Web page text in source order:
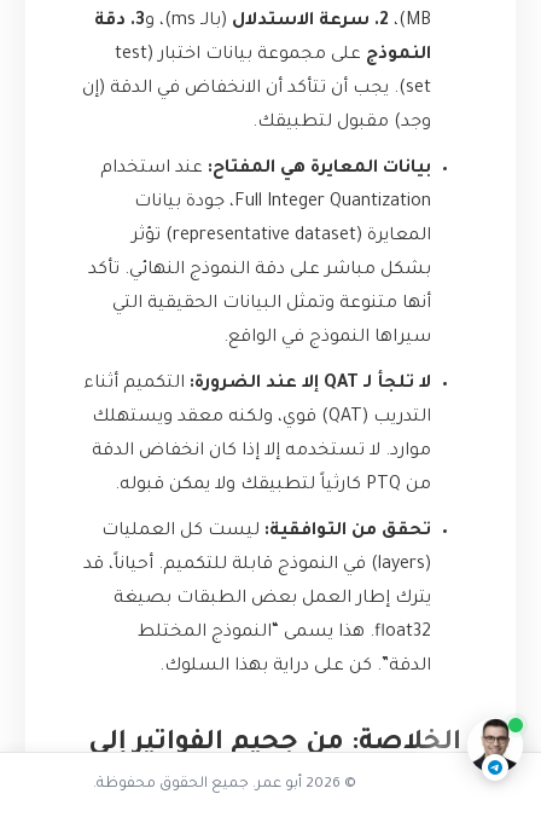
MB)،
2. سرعة الاستدلال (بالـ ms)، و
3. دقة
النموذج
على مجموعة بيانات اختبار (test
set). يجب أن تتأكد أن الانخفاض في الدقة (إن
وجد) مقبول لتطبيقك.
بيانات المعايرة هي المفتاح: عند استخدام
Full Integer Quantization، جودة بيانات
المعايرة (representative dataset) تؤثر
بشكل مباشر على دقة النموذج النهائي. تأكد
أنها متنوعة وتمثل البيانات الحقيقية التي
سيراها النموذج في الواقع.
لا تلجأ لـ QAT إلا عند الضرورة:
التكميم أثناء
التدريب (QAT) قوي، ولكنه معقد ويستهلك
موارد. لا تستخدمه إلا إذا كان انخفاض الدقة
من PTQ كارثياً لتطبيقك ولا يمكن قبوله.
تحقق من التوافقية: ليست كل العمليات
(layers) في النموذج قابلة للتكميم. أحياناً، قد
يترك إطار العمل بعض الطبقات بصيغة
float32. هذا يسمى “النموذج المختلط
الدقة”. كن على دراية بهذا السلوك.
الخلاصة: من جحيم الفواتير إلى
نعيم الكفاءة 😌
تفاعل مع الذكاء الاصطناعي
@AbuOmarTech_bot
© 2026 أبو عمر. جميع الحقوق محفوظة.